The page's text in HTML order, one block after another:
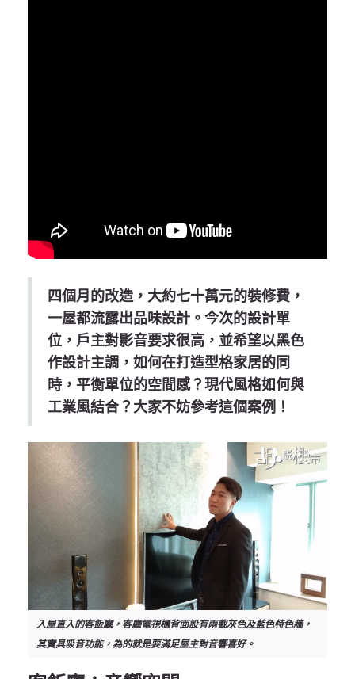
四個月的改造，大約七十萬元的裝修費，
一屋都流露出品味設計。今次的設計單
位，戶主對影音要求很高，並希望以黑色
作設計主調，如何在打造型格家居的同
時，平衡單位的空間感？現代風格如何與
工業風結合？大家不妨參考這個案例！
入屋直入的客飯廳，客廳電視櫃背面設有兩截灰色及藍色特色牆，
其實具吸音功能，為的就是要滿足屋主對音響喜好。